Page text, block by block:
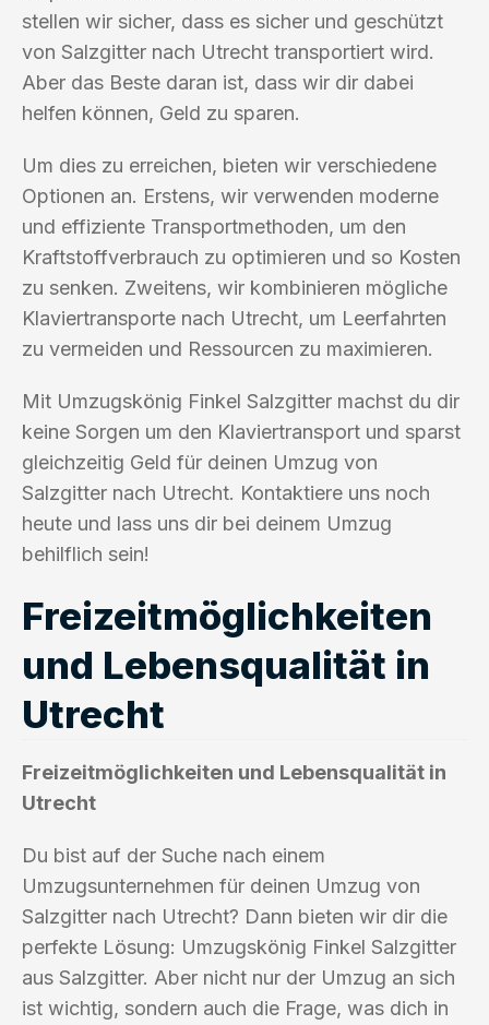
stellen wir sicher, dass es sicher und geschützt
von Salzgitter nach Utrecht transportiert wird.
Aber das Beste daran ist, dass wir dir dabei
helfen können, Geld zu sparen.
Um dies zu erreichen, bieten wir verschiedene
Optionen an. Erstens, wir verwenden moderne
und effiziente Transportmethoden, um den
Kraftstoffverbrauch zu optimieren und so Kosten
zu senken. Zweitens, wir kombinieren mögliche
Klaviertransporte nach Utrecht, um Leerfahrten
zu vermeiden und Ressourcen zu maximieren.
Mit Umzugskönig Finkel Salzgitter machst du dir
keine Sorgen um den Klaviertransport und sparst
gleichzeitig Geld für deinen Umzug von
Salzgitter nach Utrecht. Kontaktiere uns noch
heute und lass uns dir bei deinem Umzug
behilflich sein!
Freizeitmöglichkeiten
und Lebensqualität in
Utrecht
Freizeitmöglichkeiten und Lebensqualität in
Utrecht
Du bist auf der Suche nach einem
Umzugsunternehmen für deinen Umzug von
Salzgitter nach Utrecht? Dann bieten wir dir die
perfekte Lösung: Umzugskönig Finkel Salzgitter
aus Salzgitter. Aber nicht nur der Umzug an sich
ist wichtig, sondern auch die Frage, was dich in